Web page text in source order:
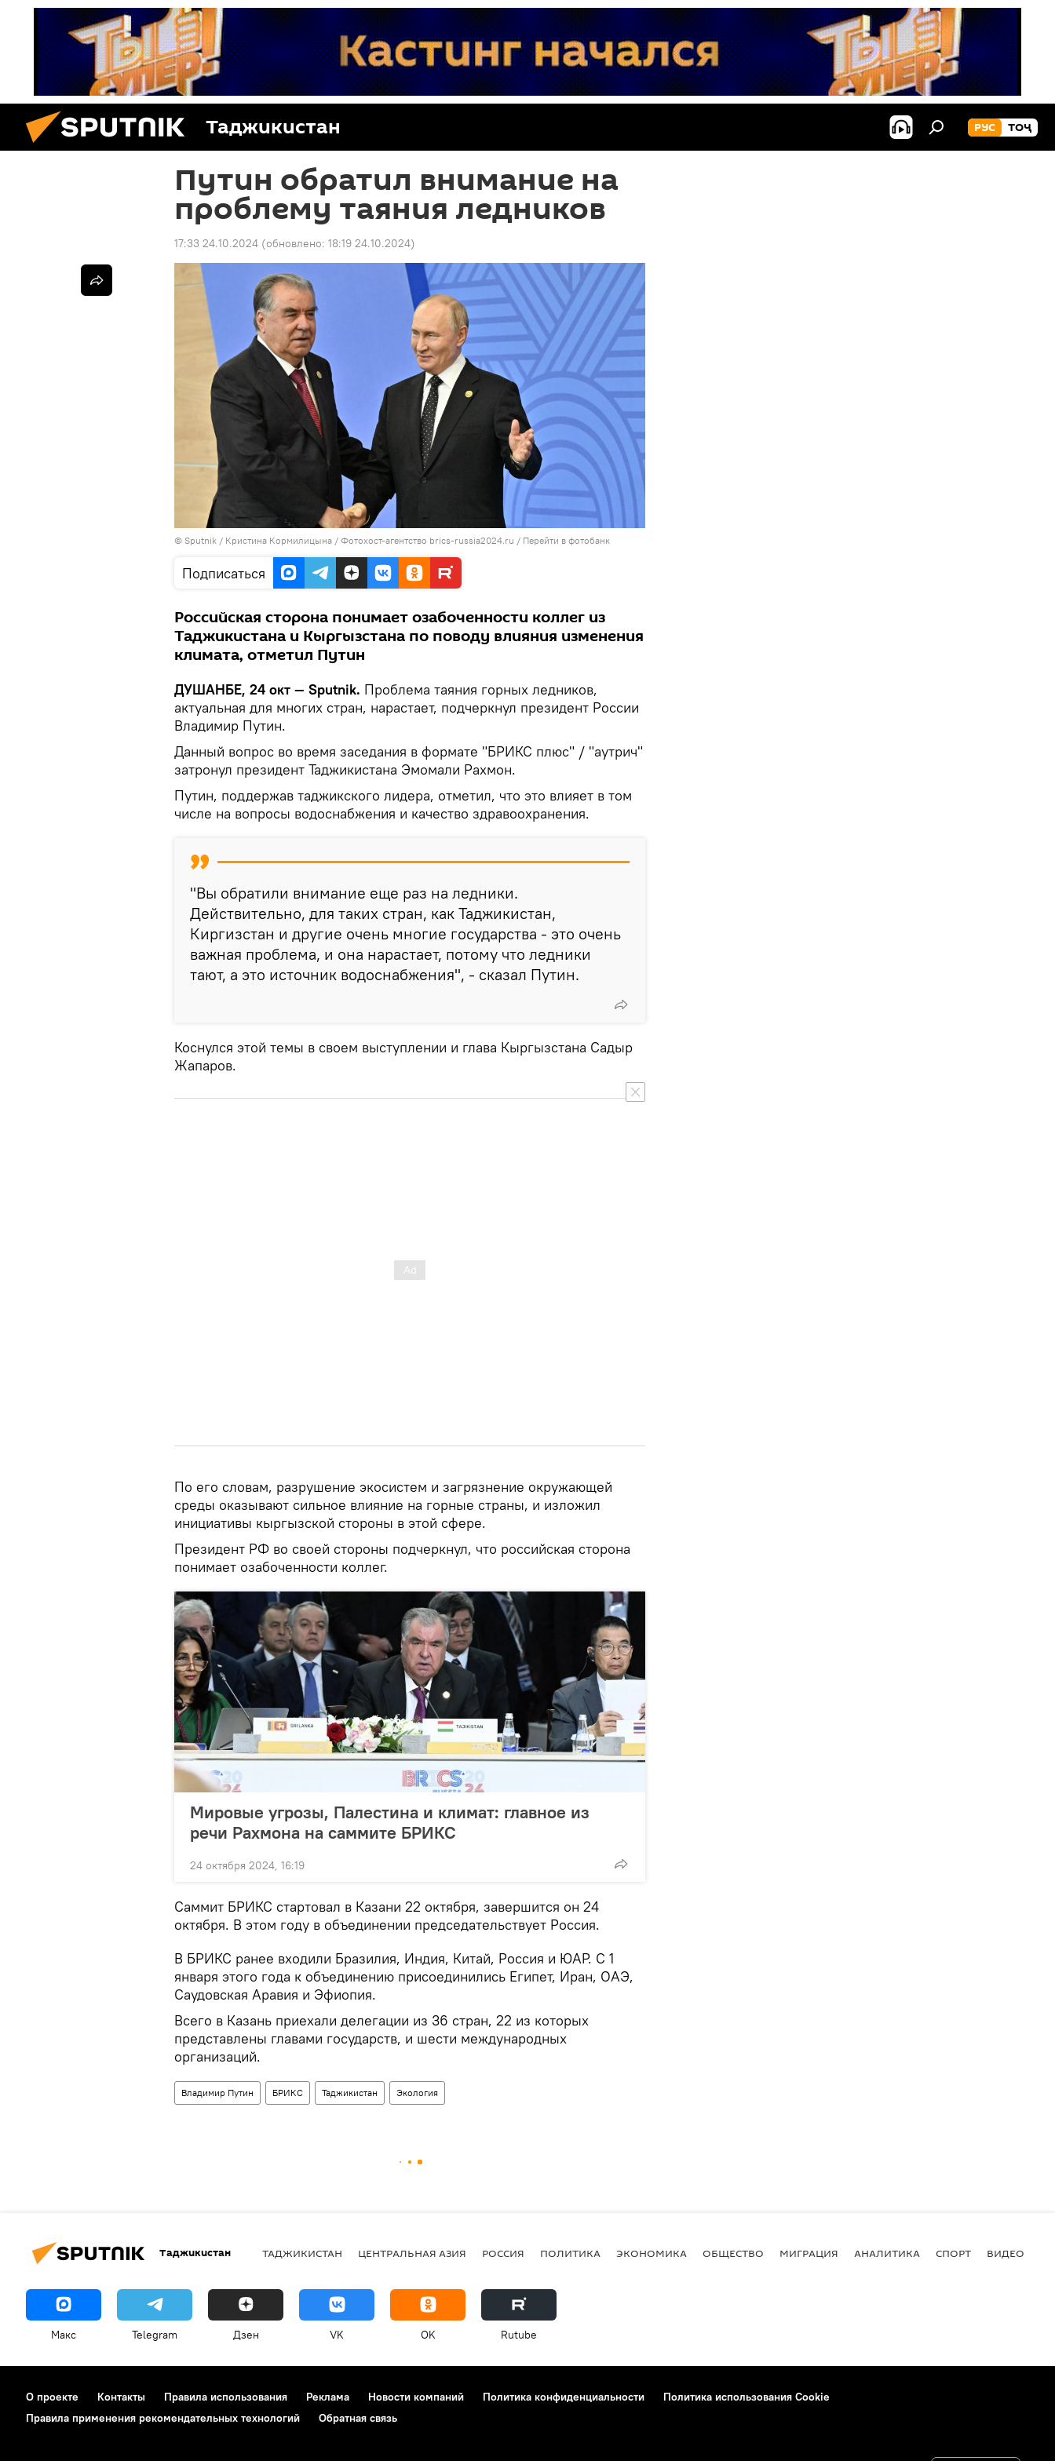
Таджикистан РУС ТОҶ
Путин обратил внимание на
проблему таяния ледников
17:33 24.10.2024 (обновлено: 18:19 24.10.2024)
© Sputnik / Кристина Кормилицына / Фотохост-агентство brics-russia2024.ru / Перейти в фотобанк
Подписаться
Российская сторона понимает озабоченности коллег из
Таджикистана и Кыргызстана по поводу влияния изменения
климата, отметил Путин
ДУШАНБЕ, 24 окт — Sputnik. Проблема таяния горных ледников,
актуальная для многих стран, нарастает, подчеркнул президент России
Владимир Путин.
Данный вопрос во время заседания в формате "БРИКС плюс" / "аутрич"
затронул президент Таджикистана Эмомали Рахмон.
Путин, поддержав таджикского лидера, отметил, что это влияет в том
числе на вопросы водоснабжения и качество здравоохранения.
"Вы обратили внимание еще раз на ледники.
Действительно, для таких стран, как Таджикистан,
Киргизстан и другие очень многие государства - это очень
важная проблема, и она нарастает, потому что ледники
тают, а это источник водоснабжения", - сказал Путин.
Коснулся этой темы в своем выступлении и глава Кыргызстана Садыр
Жапаров.
По его словам, разрушение экосистем и загрязнение окружающей
среды оказывают сильное влияние на горные страны, и изложил
инициативы кыргызской стороны в этой сфере.
Президент РФ во своей стороны подчеркнул, что российская сторона
понимает озабоченности коллег.
Мировые угрозы, Палестина и климат: главное из
речи Рахмона на саммите БРИКС
24 октября 2024, 16:19
Саммит БРИКС стартовал в Казани 22 октября, завершится он 24
октября. В этом году в объединении председательствует Россия.
В БРИКС ранее входили Бразилия, Индия, Китай, Россия и ЮАР. С 1
января этого года к объединению присоединились Египет, Иран, ОАЭ,
Саудовская Аравия и Эфиопия.
Всего в Казань приехали делегации из 36 стран, 22 из которых
представлены главами государств, и шести международных
организаций.
Владимир Путин БРИКС Таджикистан Экология
Таджикистан ТАДЖИКИСТАН ЦЕНТРАЛЬНАЯ АЗИЯ РОССИЯ ПОЛИТИКА ЭКОНОМИКА ОБЩЕСТВО МИГРАЦИЯ АНАЛИТИКА СПОРТ ВИДЕО
Макс Telegram Дзен VK OK Rutube
О проекте Контакты Правила использования Реклама Новости компаний Политика конфиденциальности
Политика использования Cookie
Правила применения рекомендательных технологий
Обратная связь